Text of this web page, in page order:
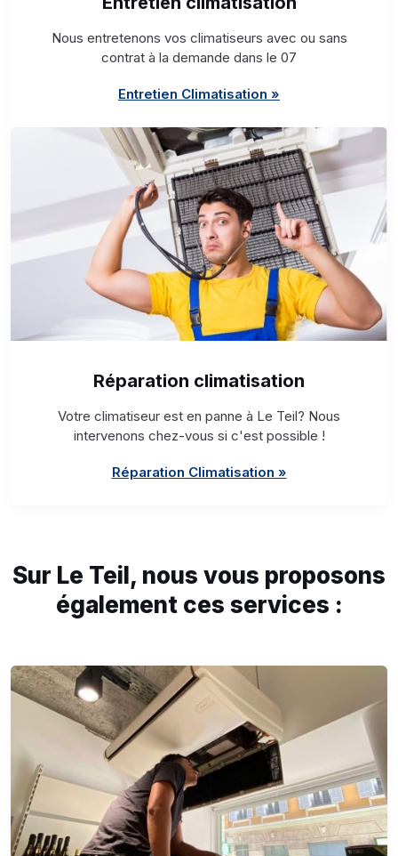
Nous entretenons vos climatiseurs avec ou sans
contrat à la demande dans le 07
Entretien Climatisation »
Réparation climatisation
Votre climatiseur est en panne à Le Teil? Nous
intervenons chez-vous si c'est possible !
Réparation Climatisation »
Sur Le Teil, nous vous proposons
également ces services :